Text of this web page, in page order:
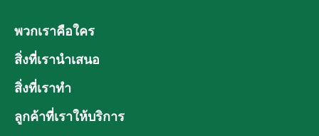
พวกเราคือใคร
สิ่งที่เรานำเสนอ
สิ่งที่เราทำ
ลูกค้าที่เราให้บริการ